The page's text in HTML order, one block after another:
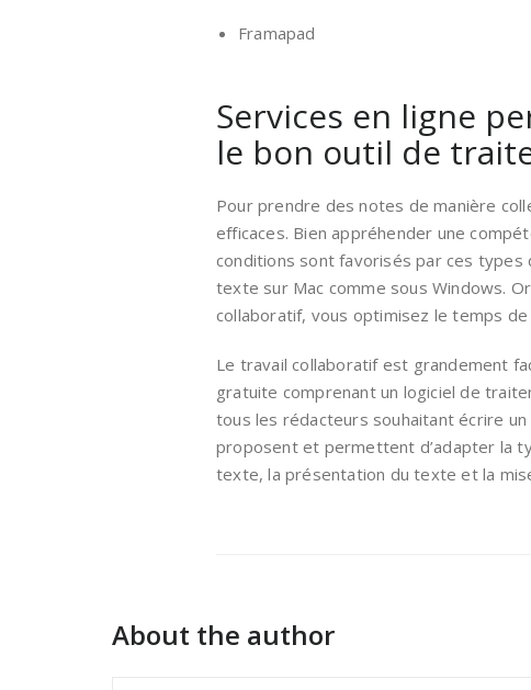
Framapad
Services en ligne
le bon outil de
Pour prendre des notes de manière
efficaces. Bien appréhender une
conditions sont favorisés par ces types
texte sur Mac comme sous Windows.
collaboratif, vous optimisez le temps
Le travail collaboratif est grandement
gratuite comprenant un logiciel de
tous les rédacteurs souhaitant écrire
proposent et permettent d’adapter la
texte, la présentation du texte et la
About the author